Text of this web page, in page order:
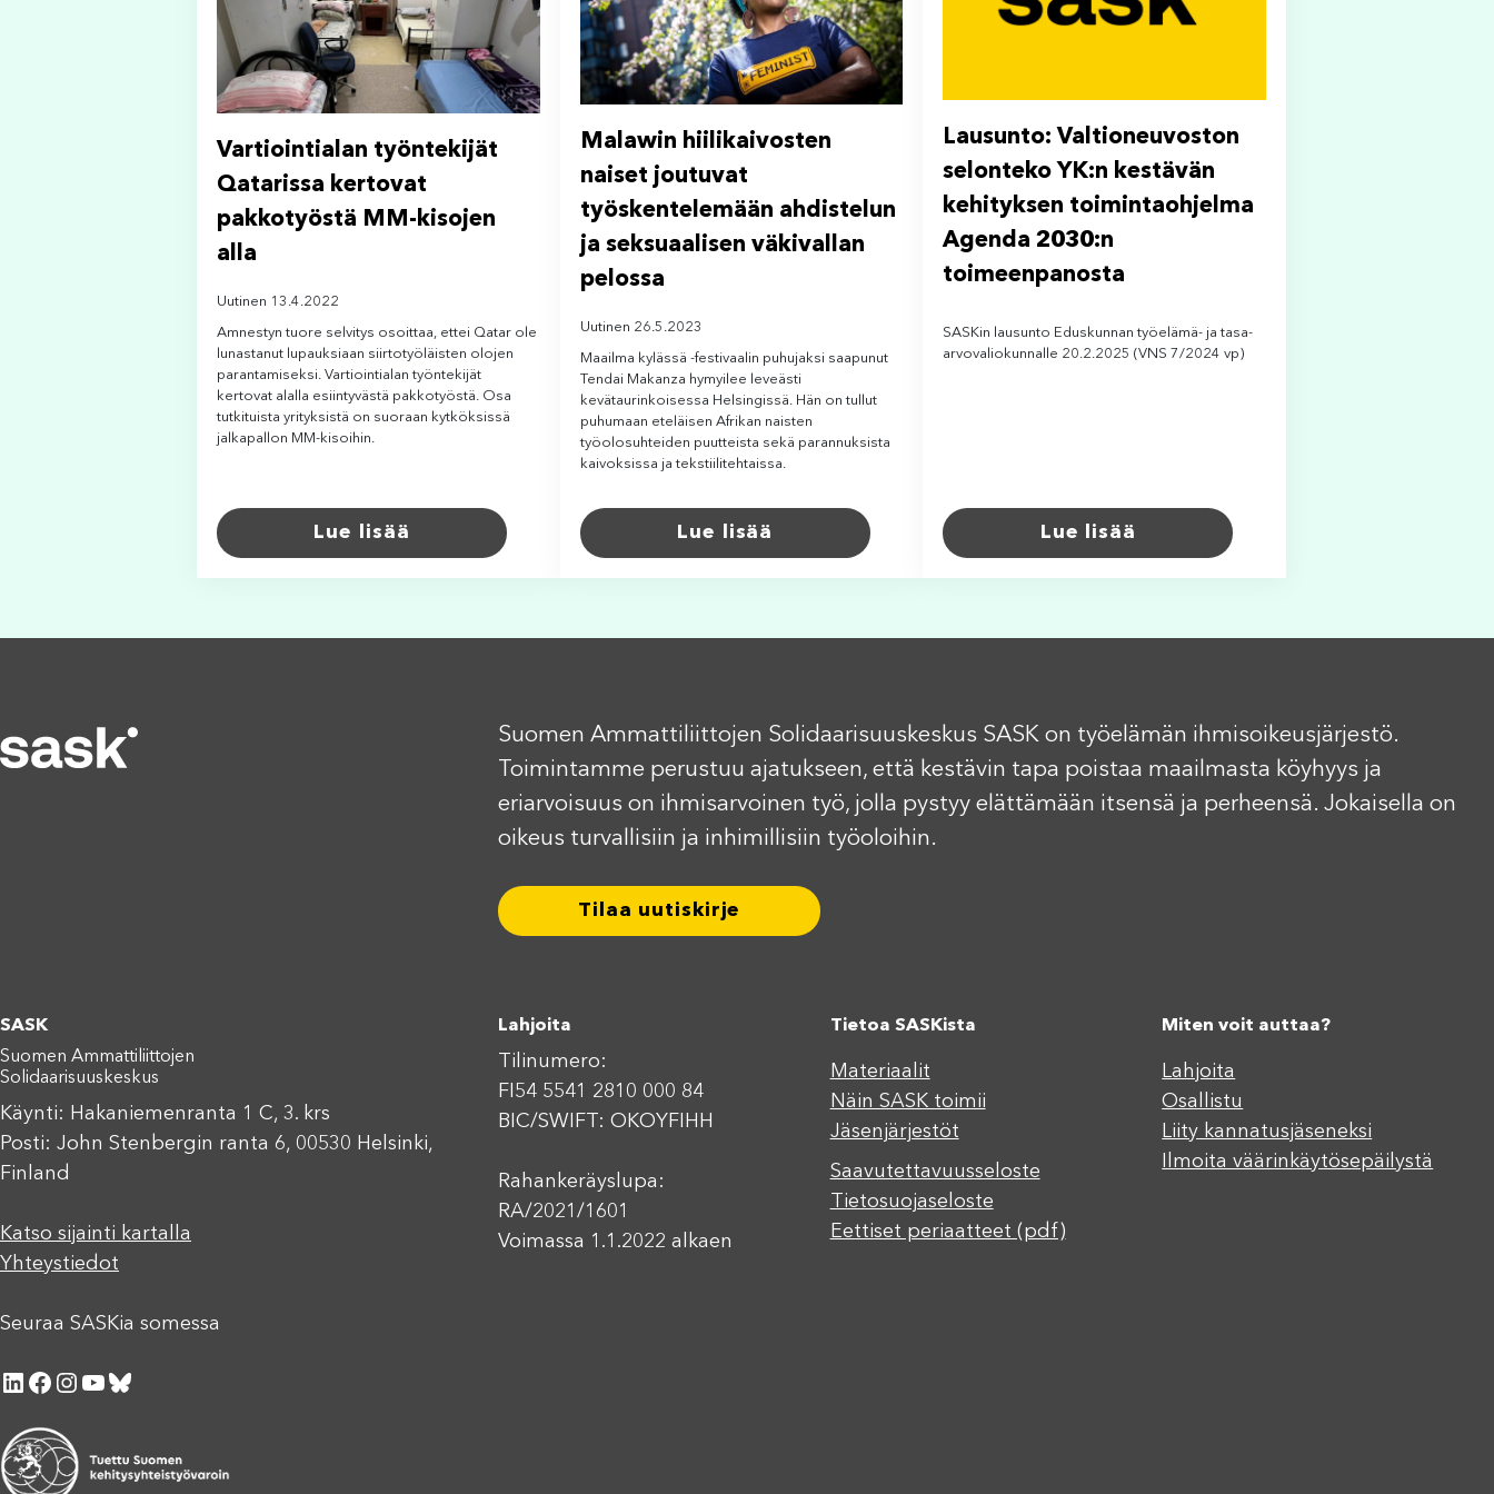
Vartiointialan työntekijät
Qatarissa kertovat
pakkotyöstä MM-kisojen
alla
Uutinen 13.4.2022
Amnestyn tuore selvitys osoittaa, ettei Qatar ole
lunastanut lupauksiaan siirtotyöläisten olojen
parantamiseksi. Vartiointialan työntekijät
kertovat alalla esiintyvästä pakkotyöstä. Osa
tutkituista yrityksistä on suoraan kytköksissä
jalkapallon MM-kisoihin.
Lue lisää
Malawin hiilikaivosten
naiset joutuvat
työskentelemään ahdistelun
ja seksuaalisen väkivallan
pelossa
Uutinen 26.5.2023
Maailma kylässä -festivaalin puhujaksi saapunut
Tendai Makanza hymyilee leveästi
kevätaurinkoisessa Helsingissä. Hän on tullut
puhumaan eteläisen Afrikan naisten
työolosuhteiden puutteista sekä parannuksista
kaivoksissa ja tekstiilitehtaissa.
Lue lisää
Lausunto: Valtioneuvoston
selonteko YK:n kestävän
kehityksen toimintaohjelma
Agenda 2030:n
toimeenpanosta
SASKin lausunto Eduskunnan työelämä- ja tasa-
arvovaliokunnalle 20.2.2025 (VNS 7/2024 vp)
Lue lisää
Suomen Ammattiliittojen Solidaarisuuskeskus SASK on työelämän ihmisoikeusjärjestö.
Toimintamme perustuu ajatukseen, että kestävin tapa poistaa maailmasta köyhyys ja
eriarvoisuus on ihmisarvoinen työ, jolla pystyy elättämään itsensä ja perheensä. Jokaisella on
oikeus turvallisiin ja inhimillisiin työoloihin.
Tilaa uutiskirje
SASK
Suomen Ammattiliittojen
Solidaarisuuskeskus
Käynti: Hakaniemenranta 1 C, 3. krs
Posti: John Stenbergin ranta 6, 00530 Helsinki,
Finland
Katso sijainti kartalla
Yhteystiedot
Seuraa SASKia somessa
LinkedIn Facebook Instagram YouTube Bluesky
Lahjoita
Tilinumero:
FI54 5541 2810 000 84
BIC/SWIFT: OKOYFIHH
Rahankeräyslupa:
RA/2021/1601
Voimassa 1.1.2022 alkaen
Tietoa SASKista
Materiaalit
Näin SASK toimii
Jäsenjärjestöt
Saavutettavuusseloste
Tietosuojaseloste
Eettiset periaatteet (pdf)
Miten voit auttaa?
Lahjoita
Osallistu
Liity kannatusjäseneksi
Ilmoita väärinkäytösepäilystä